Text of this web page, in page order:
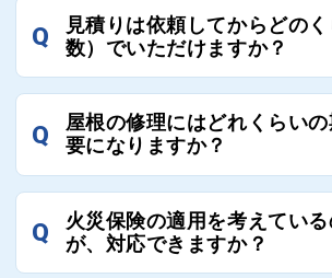
優良業者のみをご紹介できる体制に
心と信頼を維持しております。
屋根コネクトにお任せください。屋
工事業者へのお断りも無料で代行し
ご質問いただいたような、お客様が
れる必要はございませんので、いつ
談ください。
Q
見積りは依頼してからどのく
数）でいただけますか？
工事業者にもよりますが、おおよそ
週間前後にはお届けできます。
ご連絡いただき、屋根コネクトから
業者へ状況確認の連絡をし、即時対
いたしますので、お気軽にお申し付
Q
屋根の修理にはどれくらい
要になりますか？
工事業者の状況や屋根の状態、工事
って工事期間は変わりますが、目安
そ3日～6日となります。
Q
火災保険の適用を考えてい
が、対応できますか？